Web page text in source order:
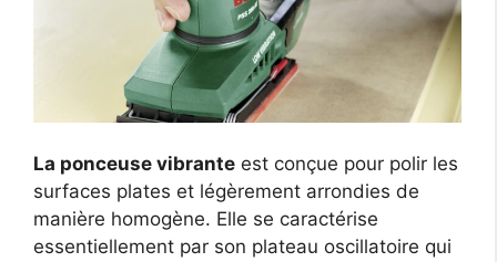
La ponceuse vibrante est conçue pour polir les
surfaces plates et légèrement arrondies de
manière homogène. Elle se caractérise
essentiellement par son plateau oscillatoire qui